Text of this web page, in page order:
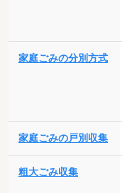
家庭ごみの分別方式
家庭ごみの戸別収集
粗大ごみ収集